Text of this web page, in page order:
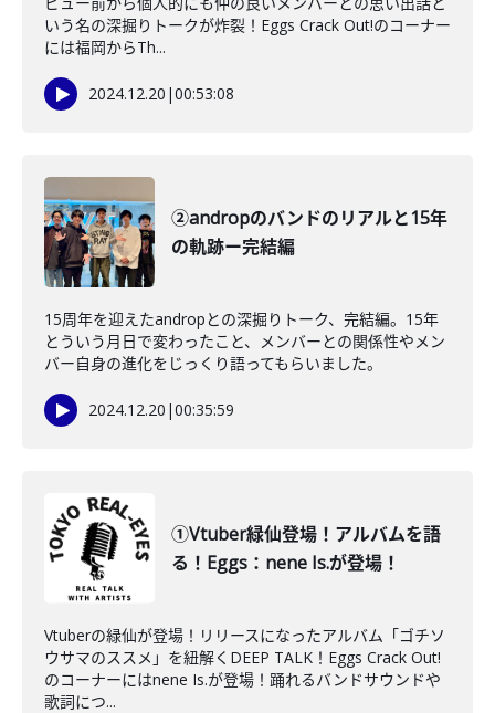
いう名の深掘りトークが炸裂！Eggs Crack Out!のコーナー
には福岡からTh...
2024.12.20 |00:53:08
②andropのバンドのリアルと15年
の軌跡ー完結編
15周年を迎えたandropとの深掘りトーク、完結編。15年
とういう月日で変わったこと、メンバーとの関係性やメン
バー自身の進化をじっくり語ってもらいました。
2024.12.20 |00:35:59
①Vtuber緑仙登場！アルバムを語
る！Eggs：nene Is.が登場！
Vtuberの緑仙が登場！リリースになったアルバム「ゴチソ
ウサマのススメ」を紐解くDEEP TALK！Eggs Crack Out!
のコーナーにはnene Is.が登場！踊れるバンドサウンドや
歌詞につ...